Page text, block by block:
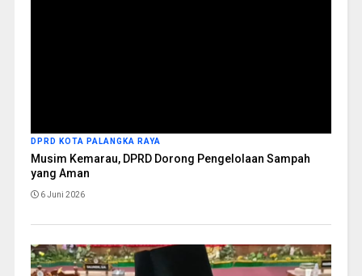
DPRD KOTA PALANGKA RAYA
Musim Kemarau, DPRD Dorong Pengelolaan Sampah
yang Aman
6 Juni 2026